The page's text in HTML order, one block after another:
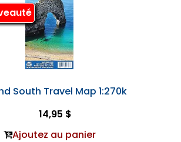
South Travel Map 1:270k
14,95 $
Ajoutez au panier